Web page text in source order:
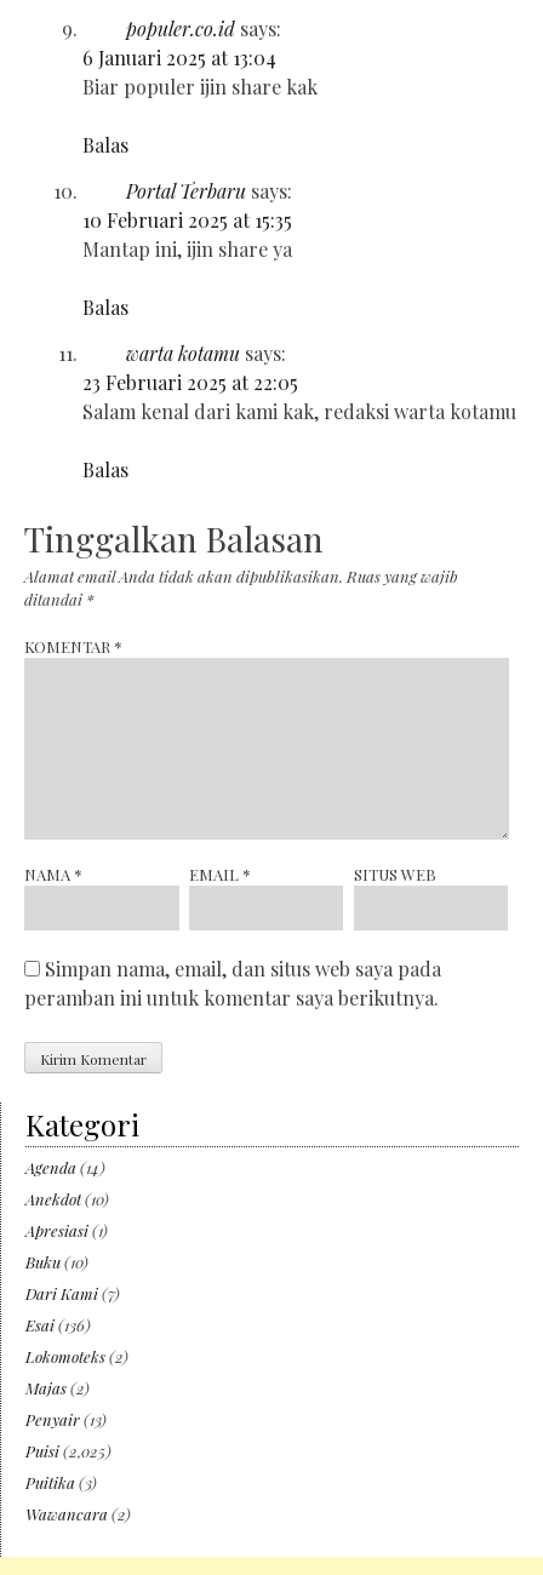
populer.co.id says:
6 Januari 2025 at 13:04
Biar populer ijin share kak
Balas
Portal Terbaru says:
10 Februari 2025 at 15:35
Mantap ini, ijin share ya
Balas
warta kotamu says:
23 Februari 2025 at 22:05
Salam kenal dari kami kak, redaksi warta kotamu
Balas
Tinggalkan Balasan
Alamat email Anda tidak akan dipublikasikan. Ruas yang wajib
ditandai *
KOMENTAR *
NAMA * EMAIL * SITUS WEB
Simpan nama, email, dan situs web saya pada
peramban ini untuk komentar saya berikutnya.
Kategori
Agenda (14)
Anekdot(10)
Apresiasi(1)
Buku(10)
Dari Kami(7)
Esai(136)
Lokomoteks(2)
Majas(2)
Penyair(13)
Puisi(2,025)
Puitika (3)
Wawancara (2)